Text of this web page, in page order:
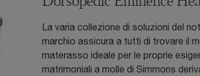
La varia collezione di soluzioni del
marchio assicura a tutti di trovare il
materasso ideale per le proprie
matrimoniali a molle di Simmons